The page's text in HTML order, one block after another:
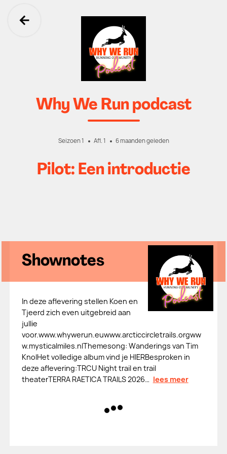
Ga terug
Why We Run podcast
Seizoen 1 Afl. 1 6 maanden geleden
Pilot: Een introductie
Shownotes
In deze aflevering stellen Koen en
Tjeerd zich even uitgebreid aan
jullie
voor.www.whywerun.euwww.arcticcircletrails.orgww
w.mysticalmiles.nlThemesong: Wanderings van Tim
KnolHet volledige album vind je HIERBesproken in
deze aflevering:TRCU Night trail en trail
theaterTERRA RAETICA TRAILS 2026… lees meer